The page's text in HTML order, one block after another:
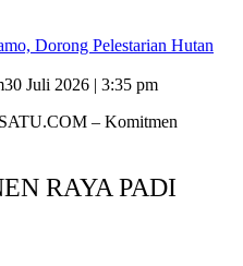
Dorong Pelestarian Hutan
30 Juli 2026 | 3:35 pm
– Komitmen
RAYA PADI